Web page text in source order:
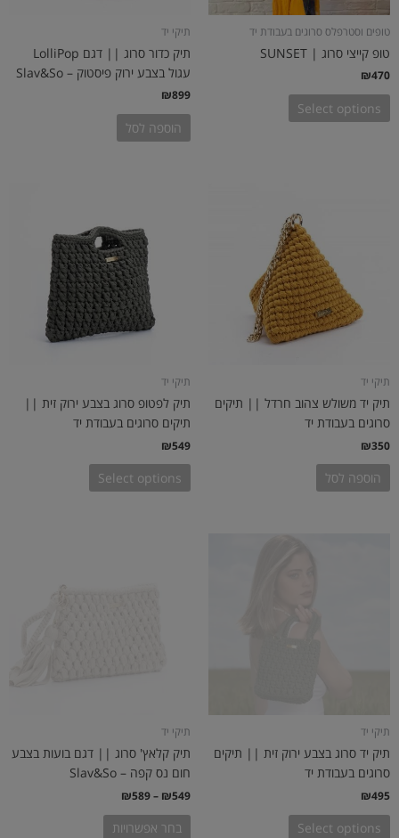
טופים וסטרפלס סרוגים בעבודת יד
טופ קייצי סרוג | SUNSET
₪470
Select options
תיקי יד
תיק כדור סרוג || דגם LolliPop
עגול בצבע ירוק פיסטוק – Slav&So
₪899
הוספה לסל
תיקי יד
תיק יד משולש צהוב חרדל || תיקים
סרוגים בעבודת יד
₪350
הוספה לסל
תיקי יד
תיק לפטופ סרוג בצבע ירוק זית ||
תיקים סרוגים בעבודת יד
₪549
Select options
תיקי יד
תיק יד סרוג בצבע ירוק זית || תיקים
סרוגים בעבודת יד
₪495
Select options
תיקי יד
תיק קלאץ' סרוג || דגם בועות בצבע
חום נס קפה – Slav&So
₪549
–
₪589
בחר אפשרויות